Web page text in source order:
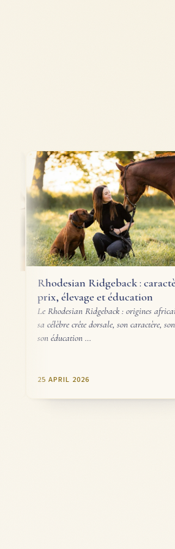
Ridgeback : caractère,
et éducation
Ridgeback : origines africaines,
crête dorsale, son caractère, son prix,